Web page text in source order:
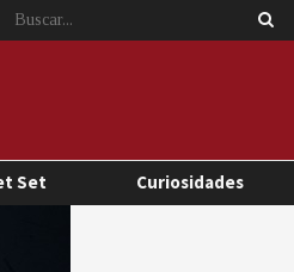
Set Curiosidades